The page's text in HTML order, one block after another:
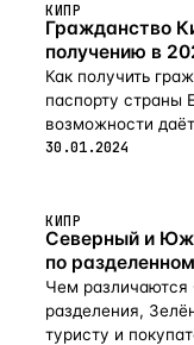
выбором
с просторной
комнатами, очень
и построен по
находится в тихой
расположен по
до центра, и
КИПР
Гражданство
получению в
Как получить
паспорту страны
возможности
30.01.2024
КИПР
Северный и
по
Чем
разделения,
туристу и